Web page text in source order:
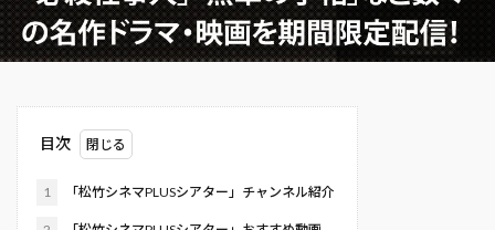
目次
1 「松竹シネマPLUSシアター」チャンネル紹介